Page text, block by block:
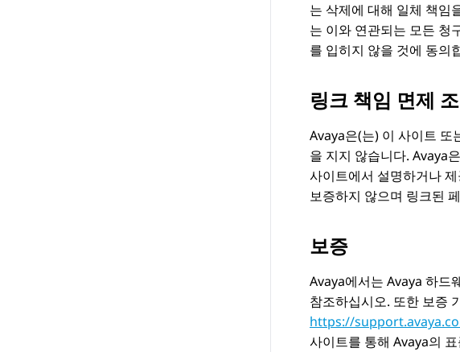
는 삭제에 대해 일체 책임
는 이와 연관되는 모든 청
를 입히지 않을 것에 동의
링크 책임 면제
Avaya은(는) 이 사이트 또
을 지지 않습니다. Avaya
사이트에서 설명하거나
보증하지 않으며 링크된
보증
Avaya에서는 Avaya 하드
참조하십시오. 또한 보증
https://
사이트를 통해 Avaya의